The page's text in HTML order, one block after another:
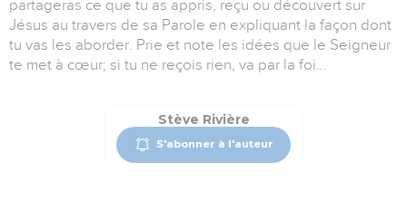
partageras ce que tu as appris, reçu ou découvert sur
Jésus au travers de sa Parole en expliquant la façon dont
tu vas les aborder. Prie et note les idées que le Seigneur
te met à cœur; si tu ne reçois rien, va par la foi...
Stève Rivière
S'abonner à l'auteur